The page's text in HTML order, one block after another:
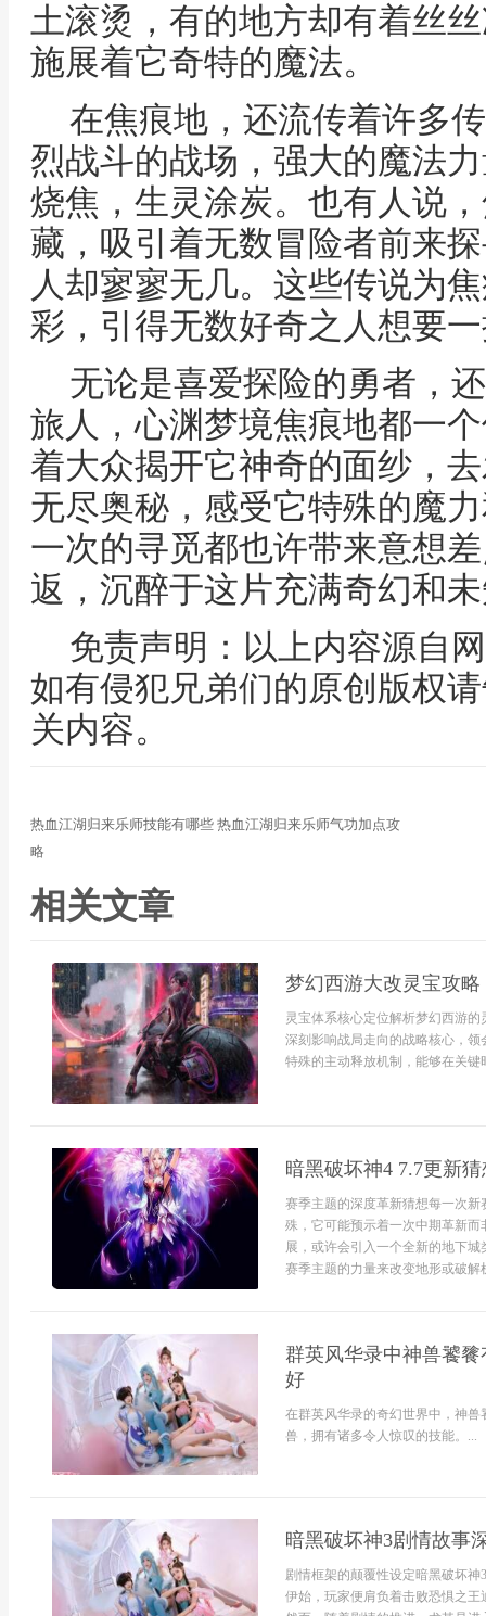
土滚烫，有的地方却有着丝
施展着它奇特的魔法。
在焦痕地，还流传着许多
烈战斗的战场，强大的魔法
烧焦，生灵涂炭。也有人说
藏，吸引着无数冒险者前来
人却寥寥无几。这些传说为
彩，引得无数好奇之人想要
无论是喜爱探险的勇者，
旅人，心渊梦境焦痕地都一
着大众揭开它神奇的面纱，
无尽奥秘，感受它特殊的魔
一次的寻觅都也许带来意想
返，沉醉于这片充满奇幻和
免责声明：以上内容源自
如有侵犯兄弟们的原创版权
关内容。
热血江湖归来乐师技能有哪些 热血江湖归来乐师气功加点攻
略
相关文章
梦幻西游大改灵宝攻
灵宝体系核心定位解析梦幻西游
深刻影响战局走向的战略核心，
特殊的主动释放机制，能够在关
暗黑破坏神4 7.7更新猜
赛季主题的深度革新猜想每一次
殊，它可能预示着一次中期革新
展，或许会引入一个全新的地下
赛季主题的力量来改变地形或破
群英风华录中神兽饕
好
在群英风华录的奇幻世界中，神
兽，拥有诸多令人惊叹的技能。...
暗黑破坏神3剧情故事
剧情框架的颠覆性设定暗黑破坏
伊始，玩家便肩负着击败恐惧之